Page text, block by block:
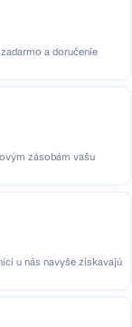
a doručenie
zásobám vašu
u nás navyše získavajú